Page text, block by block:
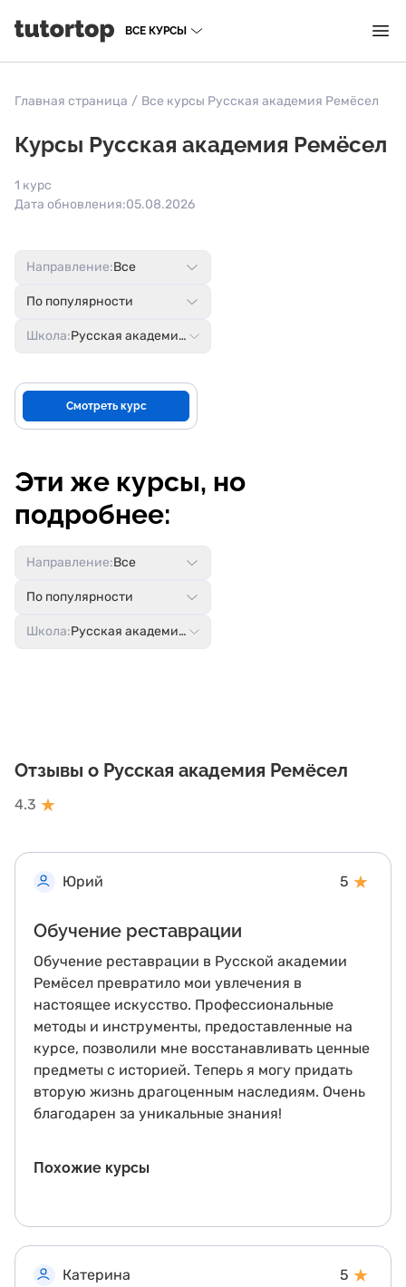
ВСЕ КУРСЫ
Главная страница / Все курсы Русская академия Ремёсел
Курсы Русская академия Ремёсел
1 курс
Дата обновления:05.08.2026
Школа:Русская академия Ремёсел
По популярности
Направление:Все
Смотреть курс
Эти же курсы, но
подробнее:
Направление:Все
По популярности
Школа:Русская академия Ремёсел
Отзывы о Русская академия Ремёсел
4.3 ★
Юрий 5 ★
Обучение реставрации
Обучение реставрации в Русской академии
Ремёсел превратило мои увлечения в
настоящее искусство. Профессиональные
методы и инструменты, предоставленные на
курсе, позволили мне восстанавливать ценные
предметы с историей. Теперь я могу придать
вторую жизнь драгоценным наследиям. Очень
благодарен за уникальные знания!
Похожие курсы
Катерина 5 ★